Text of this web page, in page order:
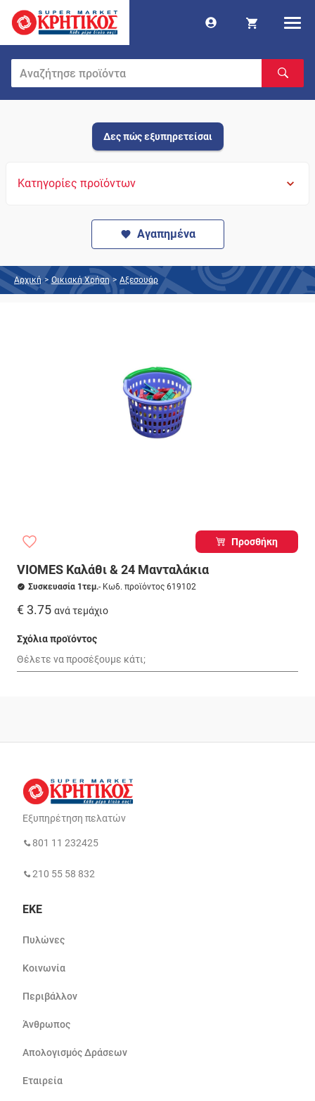
Δες πώς εξυπηρετείσαι
Κατηγορίες προϊόντων
Αγαπημένα
Αρχική > Οικιακή Χρήση > Αξεσουάρ
Προσθήκη
VIOMES Καλάθι & 24 Μανταλάκια
Συσκευασία 1τεμ.- Κωδ. προϊόντος 619102
€ 3.75 ανά τεμάχιο
Σχόλια προϊόντος
Εξυπηρέτηση πελατών
801 11 232425
210 55 58 832
ΕΚΕ
Πυλώνες
Κοινωνία
Περιβάλλον
Άνθρωπος
Απολογισμός Δράσεων
Εταιρεία